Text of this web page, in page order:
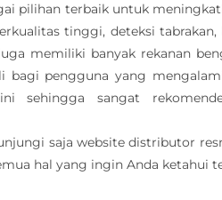
pilihan terbaik untuk
tinggi, deteksi
memiliki banyak rekanan
bagi pengguna yang
sehingga sangat
saja website distributor
hal yang ingin Anda ketahui